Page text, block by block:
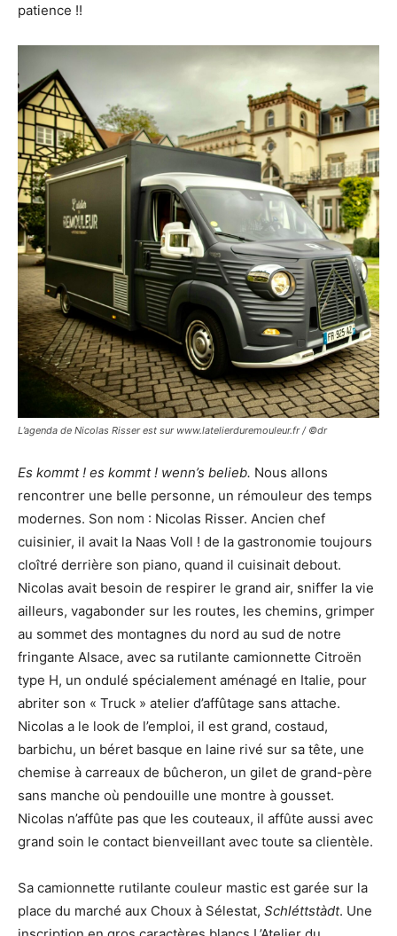
patience !!
L’agenda de Nicolas Risser est sur www.latelierduremouleur.fr / ©dr
Es kommt ! es kommt ! wenn’s belieb. Nous allons
rencontrer une belle personne, un rémouleur des temps
modernes. Son nom : Nicolas Risser. Ancien chef
cuisinier, il avait la Naas Voll ! de la gastronomie toujours
cloîtré derrière son piano, quand il cuisinait debout.
Nicolas avait besoin de respirer le grand air, sniffer la vie
ailleurs, vagabonder sur les routes, les chemins, grimper
au sommet des montagnes du nord au sud de notre
fringante Alsace, avec sa rutilante camionnette Citroën
type H, un ondulé spécialement aménagé en Italie, pour
abriter son « Truck » atelier d’affûtage sans attache.
Nicolas a le look de l’emploi, il est grand, costaud,
barbichu, un béret basque en laine rivé sur sa tête, une
chemise à carreaux de bûcheron, un gilet de grand-père
sans manche où pendouille une montre à gousset.
Nicolas n’affûte pas que les couteaux, il affûte aussi avec
grand soin le contact bienveillant avec toute sa clientèle.
Sa camionnette rutilante couleur mastic est garée sur la
place du marché aux Choux à Sélestat, Schléttstàdt. Une